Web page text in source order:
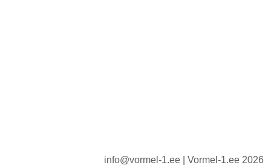
info@vormel-1.ee | Vormel-1.ee 2026